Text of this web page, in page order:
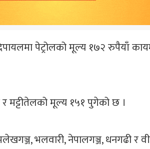
पेट्रोलको मूल्य १७२
र मट्टीतेलको मूल्य १५१ पुगेको छ ।
भलवारी, नेपालगञ्ज, धनगढी र